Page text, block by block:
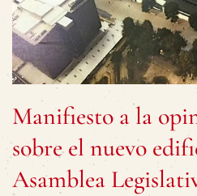
Manifiesto a la
sobre el nuevo
Asamblea